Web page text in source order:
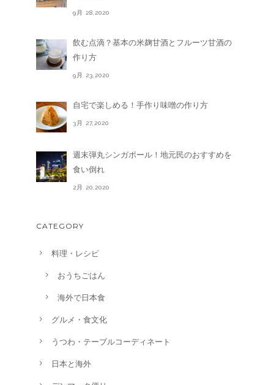
9月 28,2020
飲む点滴？基本の米麹甘酒とフルーツ甘酒の
作り方
9月 23,2020
自宅で楽しめる！手作り味噌の作り方
3月 27,2020
週末弾丸シンガポール！地元民のおすすめを
食い倒れ
2月 20,2020
CATEGORY
料理・レシピ
おうちごはん
海外で日本食
グルメ・食文化
うつわ・テーブルコーディネート
日本と海外